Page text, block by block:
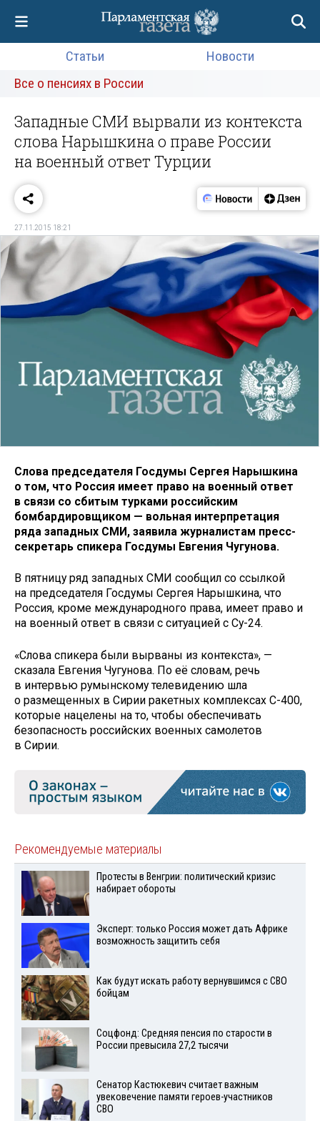
Статьи
Новости
Все о пенсиях в России
Западные СМИ вырвали из контекста
слова Нарышкина о праве России
на военный ответ Турции
27.11.2015 18:21
Слова председателя Госдумы Сергея Нарышкина
о том, что Россия имеет право на военный ответ
в связи со сбитым турками российским
бомбардировщиком — вольная интерпретация
ряда западных СМИ, заявила журналистам пресс-
секретарь спикера Госдумы Евгения Чугунова.
В пятницу ряд западных СМИ сообщил со ссылкой
на председателя Госдумы Сергея Нарышкина, что
Россия, кроме международного права, имеет право и
на военный ответ в связи с ситуацией с Су-24.
«Слова спикера были вырваны из контекста», —
сказала Евгения Чугунова. По её словам, речь
в интервью румынскому телевидению шла
о размещенных в Сирии ракетных комплексах С-400,
которые нацелены на то, чтобы обеспечивать
безопасность российских военных самолетов
в Сирии.
Рекомендуемые материалы
Протесты в Венгрии: политический кризис
набирает обороты
Эксперт: только Россия может дать Африке
возможность защитить себя
Как будут искать работу вернувшимся с СВО
бойцам
Соцфонд: Средняя пенсия по старости в
России превысила 27,2 тысячи
Сенатор Кастюкевич считает важным
увековечение памяти героев-участников
СВО